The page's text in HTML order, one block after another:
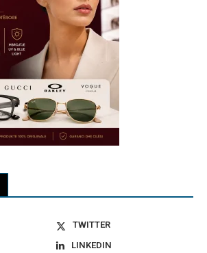
TWITTER
LINKEDIN